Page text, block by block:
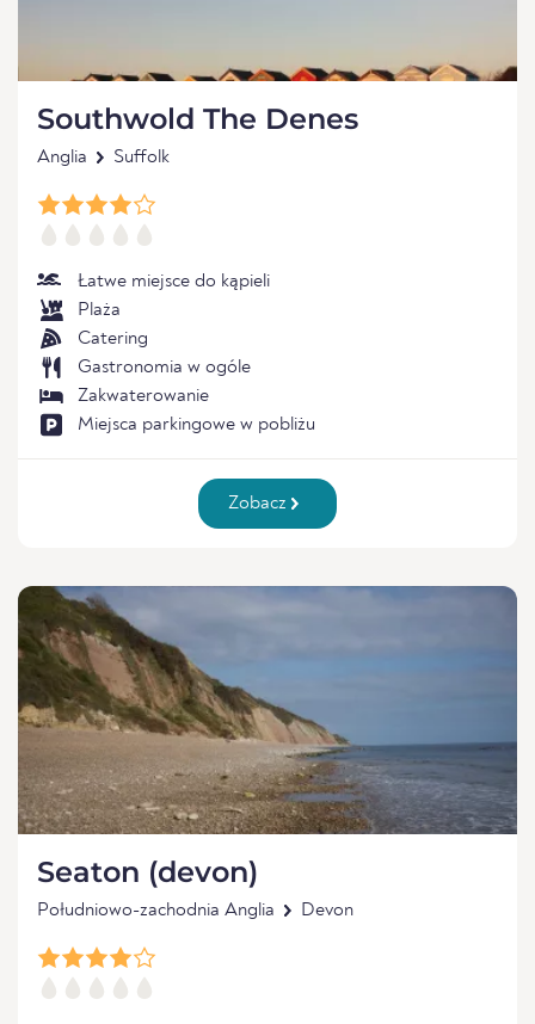
Southwold The Denes
Anglia Suffolk
Łatwe miejsce do kąpieli
Plaża
Catering
Gastronomia w ogóle
Zakwaterowanie
Miejsca parkingowe w pobliżu
Zobacz
Seaton (devon)
Południowo-zachodnia Anglia Devon